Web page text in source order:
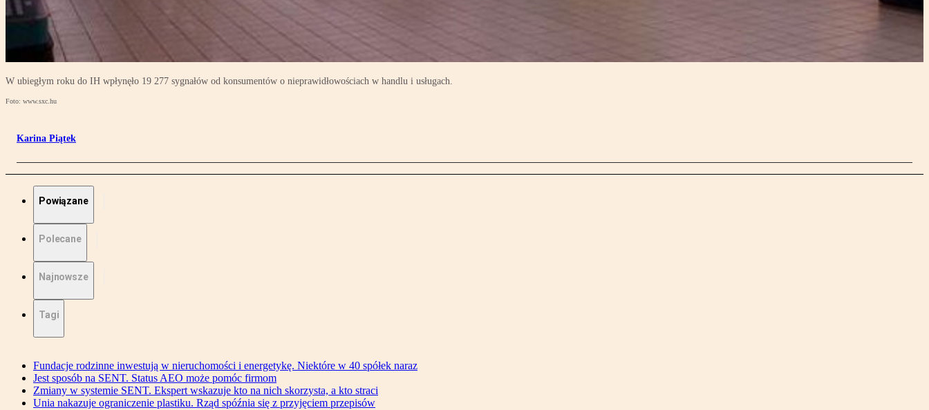
W ubiegłym roku do IH wpłynęło 19 277 sygnałów od konsumentów o nieprawidłowościach w handlu i usługach.
Foto: www.sxc.hu
Karina Piątek
Powiązane
Polecane
Najnowsze
Tagi
Fundacje rodzinne inwestują w nieruchomości i energetykę. Niektóre w 40 spółek naraz
Jest sposób na SENT. Status AEO może pomóc firmom
Zmiany w systemie SENT. Ekspert wskazuje kto na nich skorzysta, a kto straci
Unia nakazuje ograniczenie plastiku. Rząd spóźnia się z przyjęciem przepisów